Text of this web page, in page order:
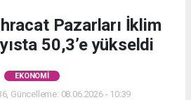
Pazarları İklim
50,3’e yükseldi
EKONOMI
Güncelleme: 08.06.2026 - 10:39